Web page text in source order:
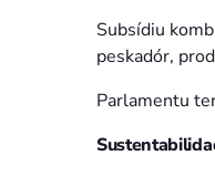
Subsídiu
peskadór,
Parlamentu